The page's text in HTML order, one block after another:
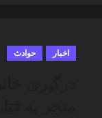
اخبار حوادث